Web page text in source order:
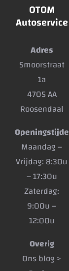
OTOM
Autoservice
Adres
Smoorstraat
1a
4705 AA
Roosendaal
Maandag –
Vrijdag: 8:30u
– 17:30u
Zaterdag:
9:00u –
12:00u
Overig
Ons blog >